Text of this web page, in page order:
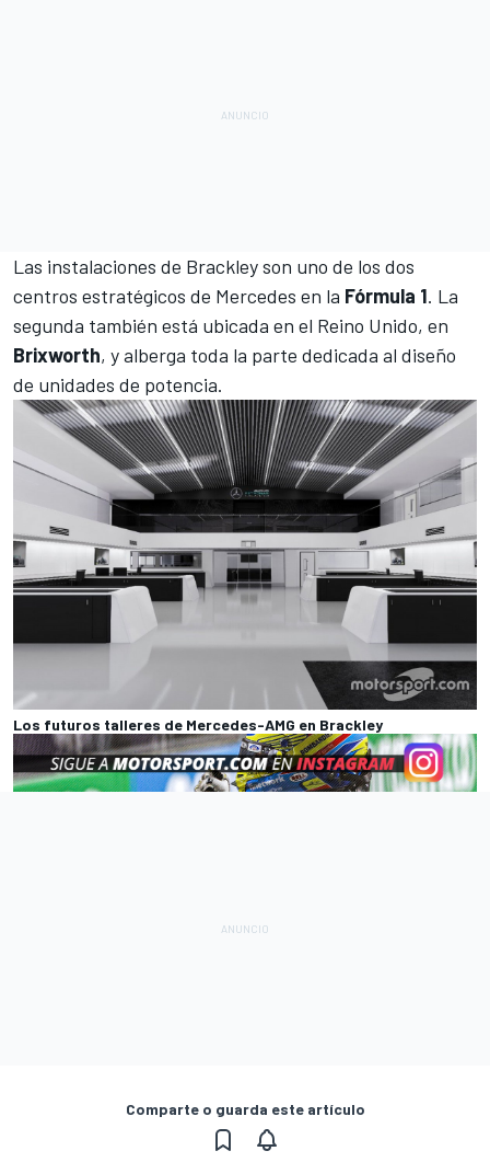
Las instalaciones de Brackley son uno de los dos
centros estratégicos de Mercedes en la Fórmula 1. La
segunda también está ubicada en el Reino Unido, en
Brixworth, y alberga toda la parte dedicada al diseño
de unidades de potencia.
Los futuros talleres de Mercedes-AMG en Brackley
Comparte o guarda este artículo